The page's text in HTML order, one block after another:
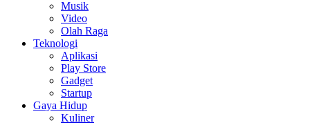
Musik
Video
Olah Raga
Teknologi
Aplikasi
Play Store
Gadget
Startup
Gaya Hidup
Kuliner